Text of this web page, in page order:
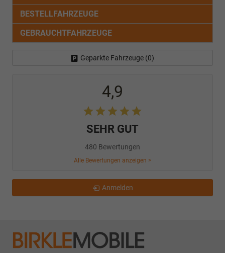
BESTELLFAHRZEUGE
GEBRAUCHTFAHRZEUGE
Geparkte Fahrzeuge (0)
4,9
SEHR GUT
480 Bewertungen
Alle Bewertungen anzeigen >
Anmelden